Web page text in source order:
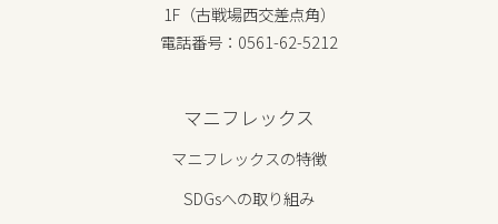
1F（古戦場西交差点角）
電話番号：0561-62-5212
マニフレックス
マニフレックスの特徴
SDGsへの取り組み